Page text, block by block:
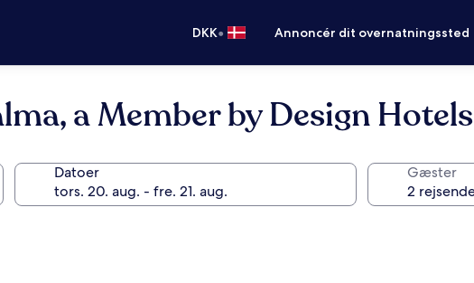
DKK• Annoncér dit overnatningssted
a Member by Design Hotels
Datoer Gæster